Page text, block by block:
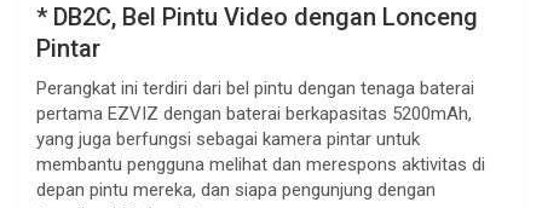
* DB2C, Bel Pintu Video dengan Lonceng
Pintar
Perangkat ini terdiri dari bel pintu dengan tenaga baterai
pertama EZVIZ dengan baterai berkapasitas 5200mAh,
yang juga berfungsi sebagai kamera pintar untuk
membantu pengguna melihat dan merespons aktivitas di
depan pintu mereka, dan siapa pengunjung dengan